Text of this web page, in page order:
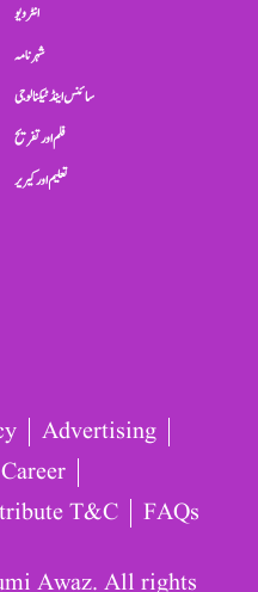
انٹرویو
شہرنامہ
سائنس اینڈ ٹیکنالوجی
فلم اور تفریح
تعلیم اور کیریر
Advertising
Career
T&C FAQs
Awaz. All rights